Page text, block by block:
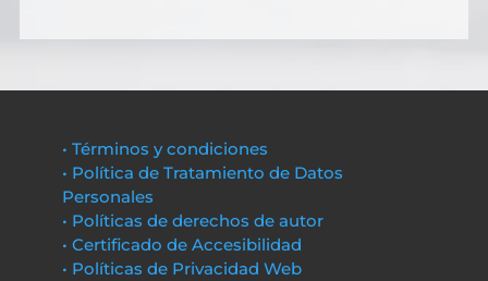
• Términos y condiciones
• Política de Tratamiento de Datos
Personales
• Políticas de derechos de autor
• Certificado de Accesibilidad
• Políticas de Privacidad Web